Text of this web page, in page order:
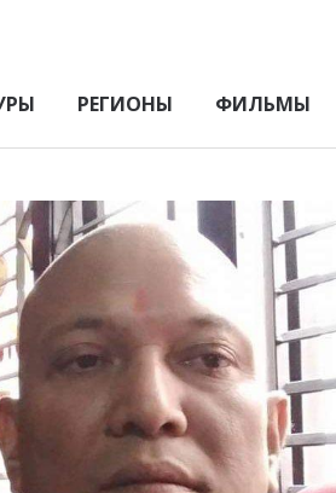
РЕГИОНЫ ФИЛЬМЫ